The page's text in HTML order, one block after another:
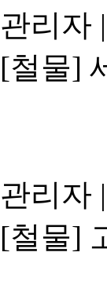
관리자 |
[철물]
관리자 |
[철물]